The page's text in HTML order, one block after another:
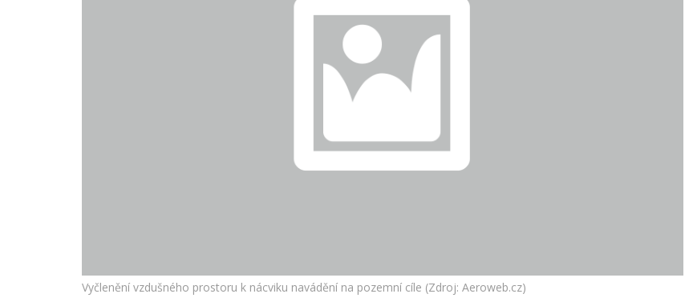
Vyčlenění vzdušného prostoru k nácviku navádění na pozemní cíle (Zdroj: Aeroweb.cz)